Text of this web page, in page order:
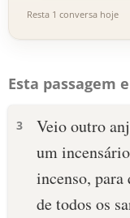
Resta 1 conversa hoje
Esta passagem
3
Veio outro
um
incenso, para
de todos os